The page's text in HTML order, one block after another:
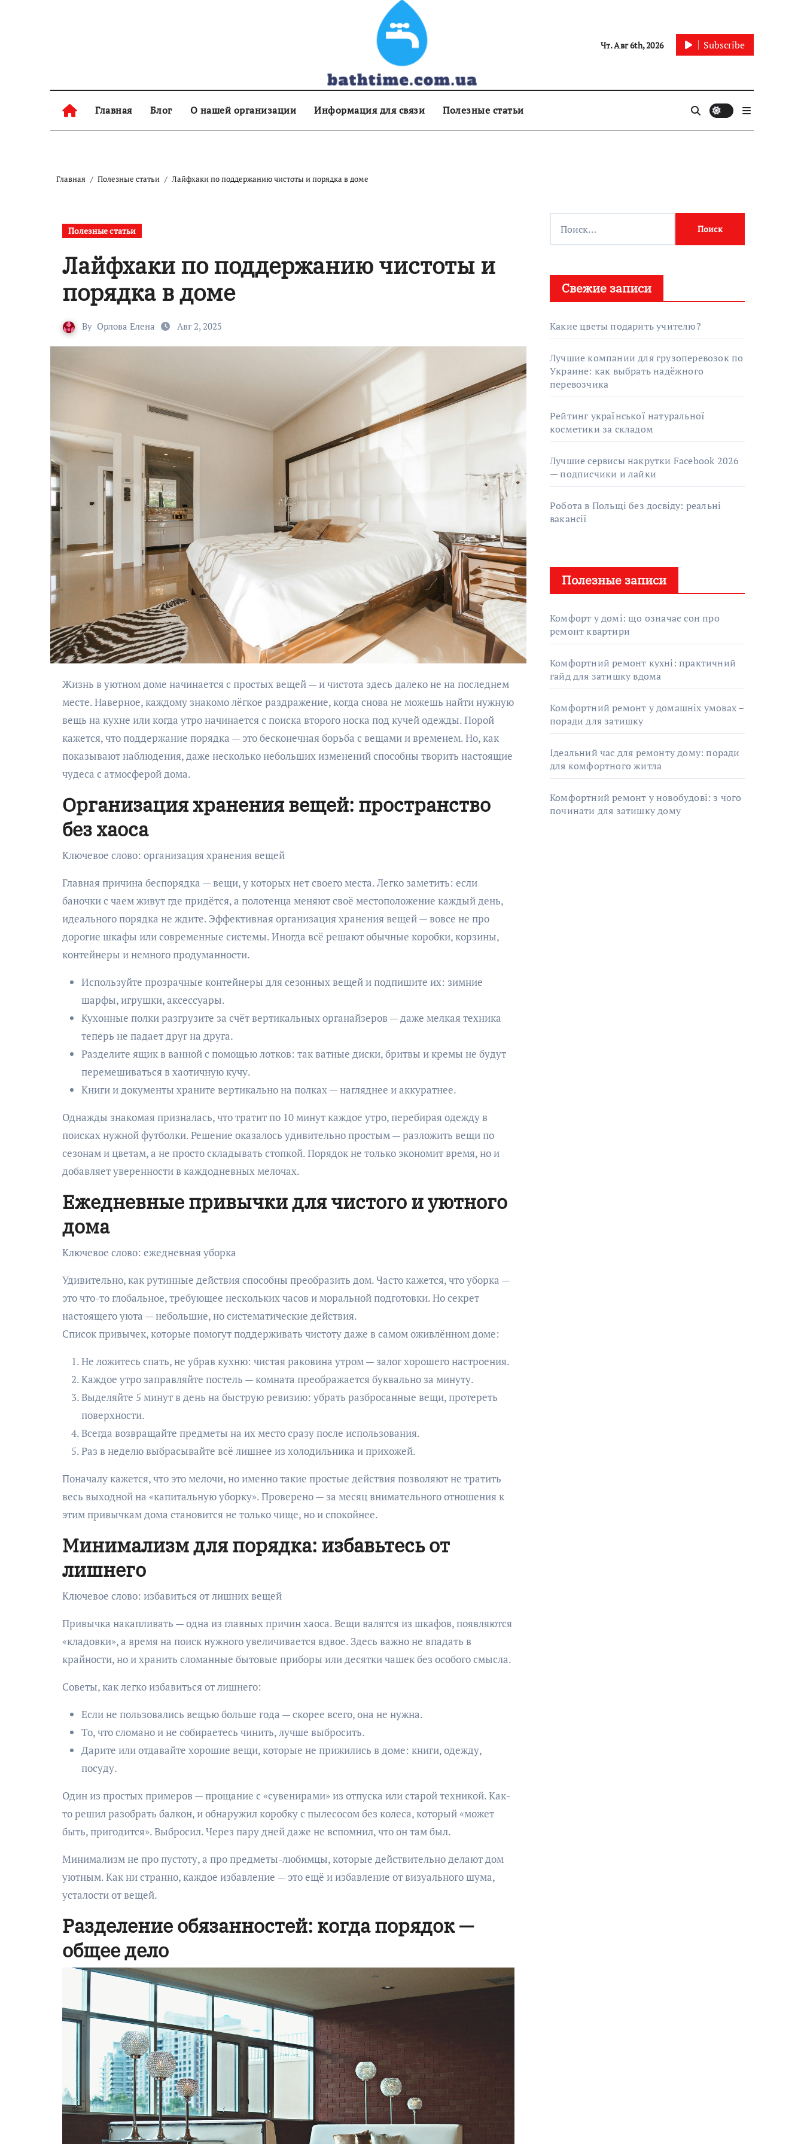
Чт. Авг 6th, 2026 Subscribe
Главная Блог О нашей организации Информация для связи Полезные статьи
Главная Полезные статьи Лайфхаки по поддержанию чистоты и порядка в доме
Полезные статьи
Лайфхаки по поддержанию чистоты и
порядка в доме
By Орлова Елена Авг 2, 2025
Жизнь в уютном доме начинается с простых вещей — и чистота здесь далеко не на последнем
месте. Наверное, каждому знакомо лёгкое раздражение, когда снова не можешь найти нужную
вещь на кухне или когда утро начинается с поиска второго носка под кучей одежды. Порой
кажется, что поддержание порядка — это бесконечная борьба с вещами и временем. Но, как
показывают наблюдения, даже несколько небольших изменений способны творить настоящие
чудеса с атмосферой дома.
Организация хранения вещей: пространство
без хаоса
Ключевое слово: организация хранения вещей
Главная причина беспорядка — вещи, у которых нет своего места. Легко заметить: если
баночки с чаем живут где придётся, а полотенца меняют своё местоположение каждый день,
идеального порядка не ждите. Эффективная организация хранения вещей — вовсе не про
дорогие шкафы или современные системы. Иногда всё решают обычные коробки, корзины,
контейнеры и немного продуманности.
Используйте прозрачные контейнеры для сезонных вещей и подпишите их: зимние
шарфы, игрушки, аксессуары.
Кухонные полки разгрузите за счёт вертикальных органайзеров — даже мелкая техника
теперь не падает друг на друга.
Разделите ящик в ванной с помощью лотков: так ватные диски, бритвы и кремы не будут
перемешиваться в хаотичную кучу.
Книги и документы храните вертикально на полках — нагляднее и аккуратнее.
Однажды знакомая призналась, что тратит по 10 минут каждое утро, перебирая одежду в
поисках нужной футболки. Решение оказалось удивительно простым — разложить вещи по
сезонам и цветам, а не просто складывать стопкой. Порядок не только экономит время, но и
добавляет уверенности в каждодневных мелочах.
Ежедневные привычки для чистого и уютного
дома
Ключевое слово: ежедневная уборка
Удивительно, как рутинные действия способны преобразить дом. Часто кажется, что уборка —
это что-то глобальное, требующее нескольких часов и моральной подготовки. Но секрет
настоящего уюта — небольшие, но систематические действия.
Список привычек, которые помогут поддерживать чистоту даже в самом оживлённом доме:
Не ложитесь спать, не убрав кухню: чистая раковина утром — залог хорошего настроения.
Каждое утро заправляйте постель — комната преображается буквально за минуту.
Выделяйте 5 минут в день на быструю ревизию: убрать разбросанные вещи, протереть
поверхности.
Всегда возвращайте предметы на их место сразу после использования.
Раз в неделю выбрасывайте всё лишнее из холодильника и прихожей.
Поначалу кажется, что это мелочи, но именно такие простые действия позволяют не тратить
весь выходной на «капитальную уборку». Проверено — за месяц внимательного отношения к
этим привычкам дома становится не только чище, но и спокойнее.
Минимализм для порядка: избавьтесь от
лишнего
Ключевое слово: избавиться от лишних вещей
Привычка накапливать — одна из главных причин хаоса. Вещи валятся из шкафов, появляются
«кладовки», а время на поиск нужного увеличивается вдвое. Здесь важно не впадать в
крайности, но и хранить сломанные бытовые приборы или десятки чашек без особого смысла.
Советы, как легко избавиться от лишнего:
Если не пользовались вещью больше года — скорее всего, она не нужна.
То, что сломано и не собираетесь чинить, лучше выбросить.
Дарите или отдавайте хорошие вещи, которые не прижились в доме: книги, одежду,
посуду.
Один из простых примеров — прощание с «сувенирами» из отпуска или старой техникой. Как-
то решил разобрать балкон, и обнаружил коробку с пылесосом без колеса, который «может
быть, пригодится». Выбросил. Через пару дней даже не вспомнил, что он там был.
Минимализм не про пустоту, а про предметы-любимцы, которые действительно делают дом
уютным. Как ни странно, каждое избавление — это ещё и избавление от визуального шума,
усталости от вещей.
Разделение обязанностей: когда порядок —
общее дело
Свежие записи
Какие цветы подарить учителю?
Лучшие компании для грузоперевозок по
Украине: как выбрать надёжного
перевозчика
Рейтинг української натуральної
косметики за складом
Лучшие сервисы накрутки Facebook 2026
— подписчики и лайки
Робота в Польщі без досвіду: реальні
вакансії
Полезные записи
Комфорт у домі: що означає сон про
ремонт квартири
Комфортний ремонт кухні: практичний
гайд для затишку вдома
Комфортний ремонт у домашніх умовах –
поради для затишку
Ідеальний час для ремонту дому: поради
для комфортного житла
Комфортний ремонт у новобудові: з чого
починати для затишку дому